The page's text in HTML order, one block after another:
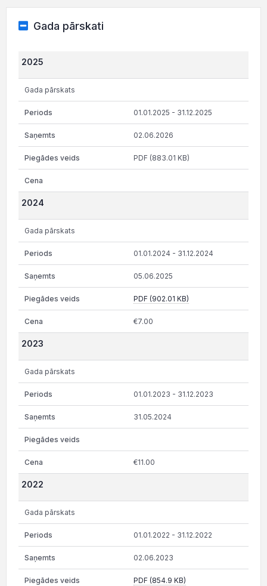
Gada pārskati
2025
Gada pārskats
01.01.2025 - 31.12.2025
02.06.2026
PDF (883.01 KB)
2024
Gada pārskats
01.01.2024 - 31.12.2024
05.06.2025
PDF (902.01 KB)
€7.00
2023
Gada pārskats
01.01.2023 - 31.12.2023
31.05.2024
€11.00
2022
Gada pārskats
01.01.2022 - 31.12.2022
02.06.2023
PDF (854.9 KB)